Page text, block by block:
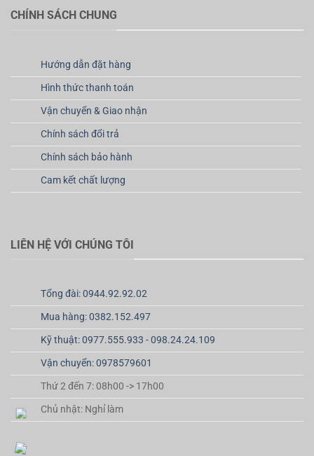
CHÍNH SÁCH CHUNG
Hướng dẫn đặt hàng
Hình thức thanh toán
Vận chuyển & Giao nhận
Chính sách đổi trả
Chính sách bảo hành
Cam kết chất lượng
LIÊN HỆ VỚI CHÚNG TÔI
Tổng đài: 0944.92.92.02
Mua hàng: 0382.152.497
Kỹ thuật: 0977.555.933 - 098.24.24.109
Vận chuyển: 0978579601
Thứ 2 đến 7: 08h00 -> 17h00
Chủ nhật: Nghỉ làm